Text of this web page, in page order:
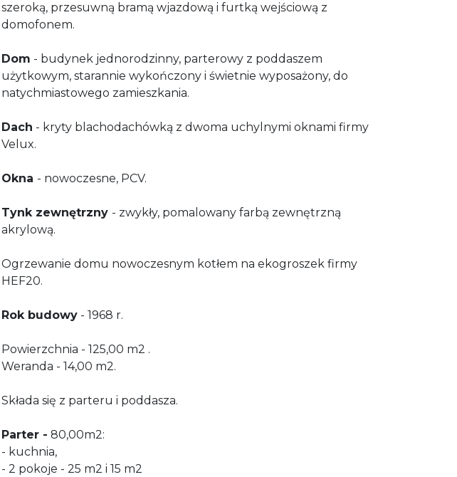
szeroką, przesuwną bramą wjazdową i furtką wejściową z
domofonem.
Dom - budynek jednorodzinny, parterowy z poddaszem
użytkowym, starannie wykończony i świetnie wyposażony, do
natychmiastowego zamieszkania.
Dach - kryty blachodachówką z dwoma uchylnymi oknami firmy
Velux.
Okna - nowoczesne, PCV.
Tynk zewnętrzny - zwykły, pomalowany farbą zewnętrzną
akrylową.
Ogrzewanie domu nowoczesnym kotłem na ekogroszek firmy
HEF20.
Rok budowy - 1968 r.
Powierzchnia - 125,00 m2 .
Weranda - 14,00 m2.
Składa się z parteru i poddasza.
Parter - 80,00m2:
- kuchnia,
- 2 pokoje - 25 m2 i 15 m2